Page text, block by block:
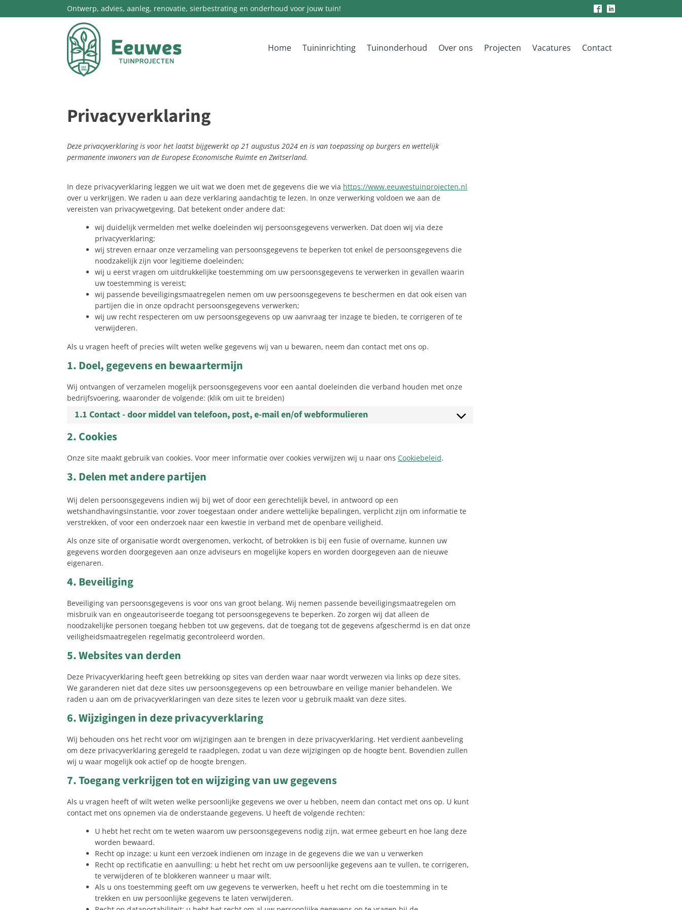
Ontwerp, advies, aanleg, renovatie, sierbestrating en onderhoud voor jouw tuin!
Home Tuininrichting Tuinonderhoud Over ons Projecten Vacatures Contact
Privacyverklaring
Deze privacyverklaring is voor het laatst bijgewerkt op 21 augustus 2024 en is van toepassing op burgers en wettelijk
permanente inwoners van de Europese Economische Ruimte en Zwitserland.
In deze privacyverklaring leggen we uit wat we doen met de gegevens die we via https://www.eeuwestuinprojecten.nl
over u verkrijgen. We raden u aan deze verklaring aandachtig te lezen. In onze verwerking voldoen we aan de
vereisten van privacywetgeving. Dat betekent onder andere dat:
wij duidelijk vermelden met welke doeleinden wij persoonsgegevens verwerken. Dat doen wij via deze
privacyverklaring;
wij streven ernaar onze verzameling van persoonsgegevens te beperken tot enkel de persoonsgegevens die
noodzakelijk zijn voor legitieme doeleinden;
wij u eerst vragen om uitdrukkelijke toestemming om uw persoonsgegevens te verwerken in gevallen waarin
uw toestemming is vereist;
wij passende beveiligingsmaatregelen nemen om uw persoonsgegevens te beschermen en dat ook eisen van
partijen die in onze opdracht persoonsgegevens verwerken;
wij uw recht respecteren om uw persoonsgegevens op uw aanvraag ter inzage te bieden, te corrigeren of te
verwijderen.
Als u vragen heeft of precies wilt weten welke gegevens wij van u bewaren, neem dan contact met ons op.
1. Doel, gegevens en bewaartermijn
Wij ontvangen of verzamelen mogelijk persoonsgegevens voor een aantal doeleinden die verband houden met onze
bedrijfsvoering, waaronder de volgende: (klik om uit te breiden)
1.1 Contact - door middel van telefoon, post, e-mail en/of webformulieren
2. Cookies
Onze site maakt gebruik van cookies. Voor meer informatie over cookies verwijzen wij u naar ons Cookiebeleid.
3. Delen met andere partijen
Wij delen persoonsgegevens indien wij bij wet of door een gerechtelijk bevel, in antwoord op een
wetshandhavingsinstantie, voor zover toegestaan onder andere wettelijke bepalingen, verplicht zijn om informatie te
verstrekken, of voor een onderzoek naar een kwestie in verband met de openbare veiligheid.
Als onze site of organisatie wordt overgenomen, verkocht, of betrokken is bij een fusie of overname, kunnen uw
gegevens worden doorgegeven aan onze adviseurs en mogelijke kopers en worden doorgegeven aan de nieuwe
eigenaren.
4. Beveiliging
Beveiliging van persoonsgegevens is voor ons van groot belang. Wij nemen passende beveiligingsmaatregelen om
misbruik van en ongeautoriseerde toegang tot persoonsgegevens te beperken. Zo zorgen wij dat alleen de
noodzakelijke personen toegang hebben tot uw gegevens, dat de toegang tot de gegevens afgeschermd is en dat onze
veiligheidsmaatregelen regelmatig gecontroleerd worden.
5. Websites van derden
Deze Privacyverklaring heeft geen betrekking op sites van derden waar naar wordt verwezen via links op deze sites.
We garanderen niet dat deze sites uw persoonsgegevens op een betrouwbare en veilige manier behandelen. We
raden u aan om de privacyverklaringen van deze sites te lezen voor u gebruik maakt van deze sites.
6. Wijzigingen in deze privacyverklaring
Wij behouden ons het recht voor om wijzigingen aan te brengen in deze privacyverklaring. Het verdient aanbeveling
om deze privacyverklaring geregeld te raadplegen, zodat u van deze wijzigingen op de hoogte bent. Bovendien zullen
wij u waar mogelijk ook actief op de hoogte brengen.
7. Toegang verkrijgen tot en wijziging van uw gegevens
Als u vragen heeft of wilt weten welke persoonlijke gegevens we over u hebben, neem dan contact met ons op. U kunt
contact met ons opnemen via de onderstaande gegevens. U heeft de volgende rechten:
U hebt het recht om te weten waarom uw persoonsgegevens nodig zijn, wat ermee gebeurt en hoe lang deze
worden bewaard.
Recht op inzage: u kunt een verzoek indienen om inzage in de gegevens die we van u verwerken
Recht op rectificatie en aanvulling: u hebt het recht om uw persoonlijke gegevens aan te vullen, te corrigeren,
te verwijderen of te blokkeren wanneer u maar wilt.
Als u ons toestemming geeft om uw gegevens te verwerken, heeft u het recht om die toestemming in te
trekken en uw persoonlijke gegevens te laten verwijderen.